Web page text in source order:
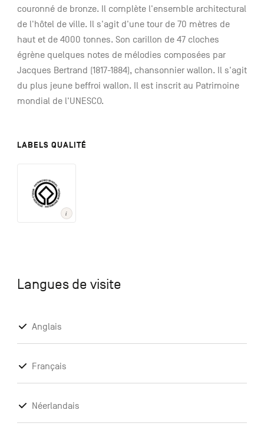
couronné de bronze. Il complète l'ensemble architectural
de l'hôtel de ville. Il s'agit d'une tour de 70 mètres de
haut et de 4000 tonnes. Son carillon de 47 cloches
égrène quelques notes de mélodies composées par
Jacques Bertrand (1817-1884), chansonnier wallon. Il s'agit
du plus jeune beffroi wallon. Il est inscrit au Patrimoine
mondial de l'UNESCO.
LABELS QUALITÉ
Langues de visite
Anglais
Français
Néerlandais